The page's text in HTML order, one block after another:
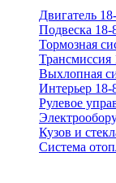
Двигатель
Подвеска 18-
Тормозная
Трансмиссия
Выхлопная
Интерьер 18-
Рулевое
Кузов и
Система